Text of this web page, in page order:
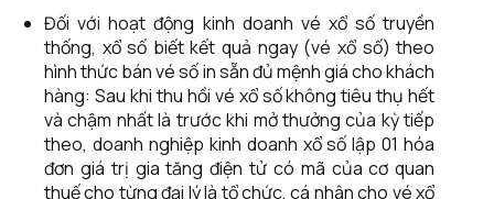
Đối với hoạt động kinh doanh vé xổ số truyền
thống, xổ số biết kết quả ngay (vé xổ số) theo
hình thức bán vé số in sẵn đủ mệnh giá cho khách
hàng: Sau khi thu hồi vé xổ số không tiêu thụ hết
và chậm nhất là trước khi mở thưởng của kỳ tiếp
theo, doanh nghiệp kinh doanh xổ số lập 01 hóa
đơn giá trị gia tăng điện tử có mã của cơ quan
thuế cho từng đại lý là tổ chức, cá nhân cho vé xổ